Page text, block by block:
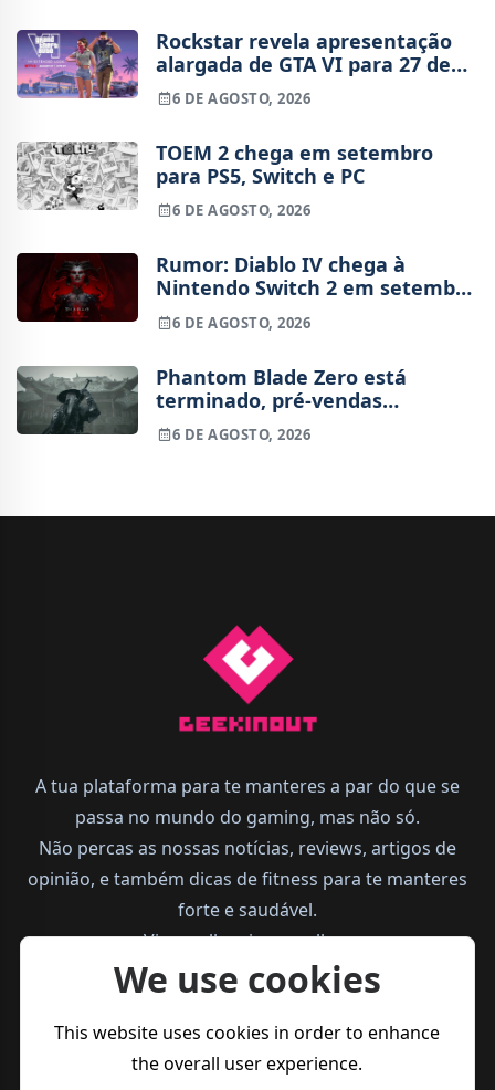
Rockstar revela apresentação
alargada de GTA VI para 27 de
agosto
6 DE AGOSTO, 2026
TOEM 2 chega em setembro
para PS5, Switch e PC
6 DE AGOSTO, 2026
Rumor: Diablo IV chega à
Nintendo Switch 2 em setembro
e vai custar o preço de um jogo
novo
6 DE AGOSTO, 2026
Phantom Blade Zero está
terminado, pré-vendas
começam na próxima semana
6 DE AGOSTO, 2026
A tua plataforma para te manteres a par do que se
passa no mundo do gaming, mas não só.
Não percas as nossas notícias, reviews, artigos de
opinião, e também dicas de fitness para te manteres
forte e saudável.
Vive melhor, joga melhor.
We use cookies
This website uses cookies in order to enhance
the overall user experience.